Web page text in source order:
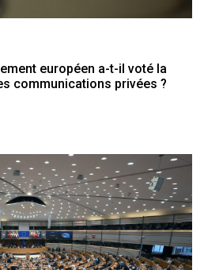
européen a-t-il voté la
communications privées ?